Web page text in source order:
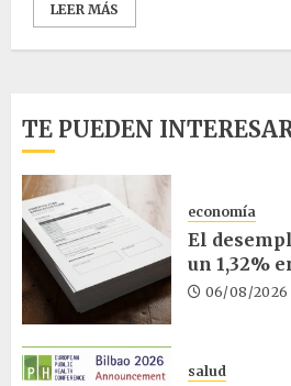
LEER MÁS
TE PUEDEN
economía
El
un 1,32%
06/08/2026
salud